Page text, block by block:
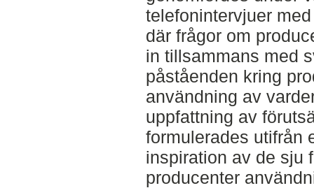
telefonintervjuer
där frågor om
in tillsammans med
påståenden kring
användning av
uppfattning av
formulerades utifrån
inspiration av de sju
producenter